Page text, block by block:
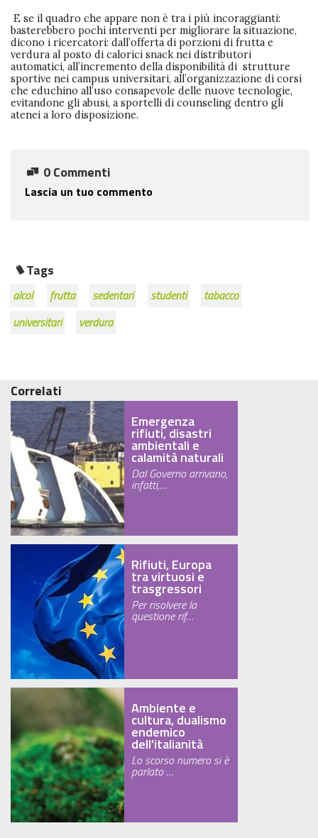
E se il quadro che appare non è tra i più incoraggianti:
basterebbero pochi interventi per migliorare la situazione,
dicono i ricercatori: dall’offerta di porzioni di frutta e
verdura al posto di calorici snack nei distributori
automatici, all’incremento della disponibilità di strutture
sportive nei campus universitari, all’organizzazione di corsi
che educhino all’uso consapevole delle nuove tecnologie,
evitandone gli abusi, a sportelli di counseling dentro gli
atenei a loro disposizione.
0 Commenti
Lascia un tuo commento
Tags
alcol frutta sedentari studenti
tabacco
universitari
verdura
Correlati
Emergenza
rifiuti, disastri
ambientali e
calamità naturali
Dal Governo arrivano,
infatti,…
Rifiuti, Europa
tra virtuosi e
trasgressori
Per risolvere la
questione rif…
Ambiente e
cultura, dualismo
endemico
dell'italianità
Lo scorso numero si è
parlato …